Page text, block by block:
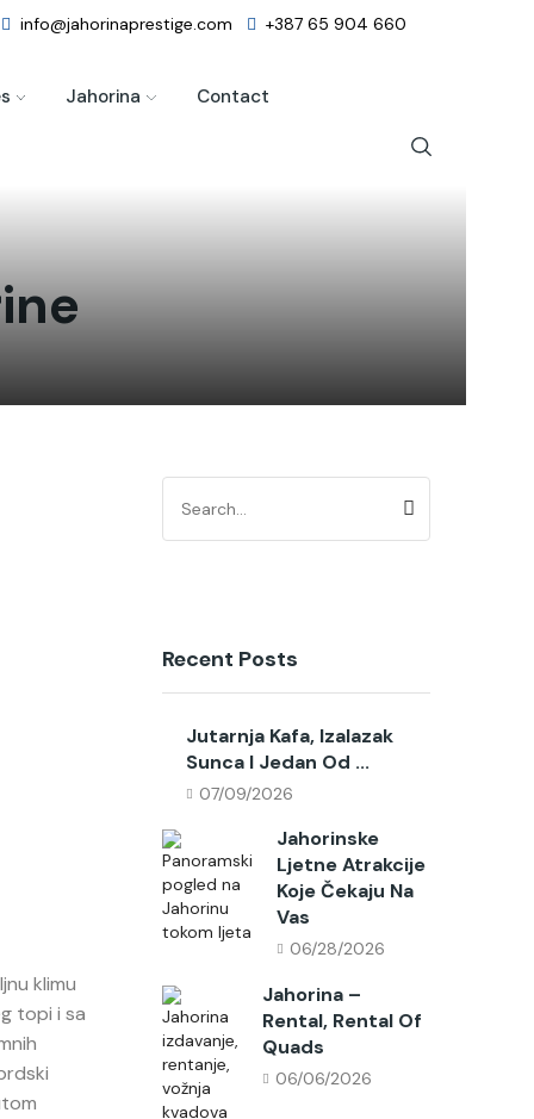
info@jahorinaprestige.com +387 65 904 660
Jahorina Contact
klimu
topi i sa
Recent Posts
Jutarnja Kafa, Izalazak
Sunca I Jedan Od ...
07/09/2026
Jahorinske
Ljetne Atrakcije
Koje Čekaju Na
Vas
06/28/2026
Jahorina –
Rental, Rental Of
Quads
06/06/2026